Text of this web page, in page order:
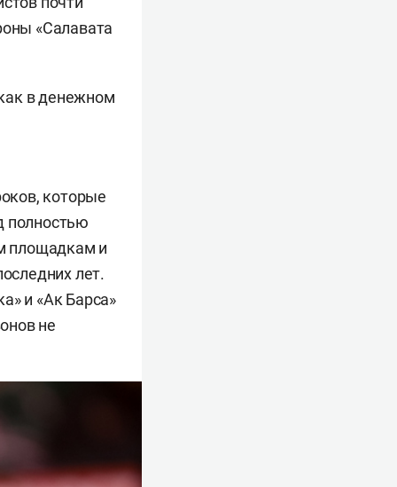
«Салавата
в денежном
которые
полностью
площадкам и
лет.
и «Ак Барса»
не